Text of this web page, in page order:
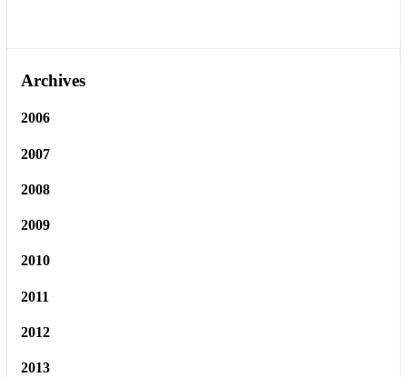
Archives
2006
2007
2008
2009
2010
2011
2012
2013